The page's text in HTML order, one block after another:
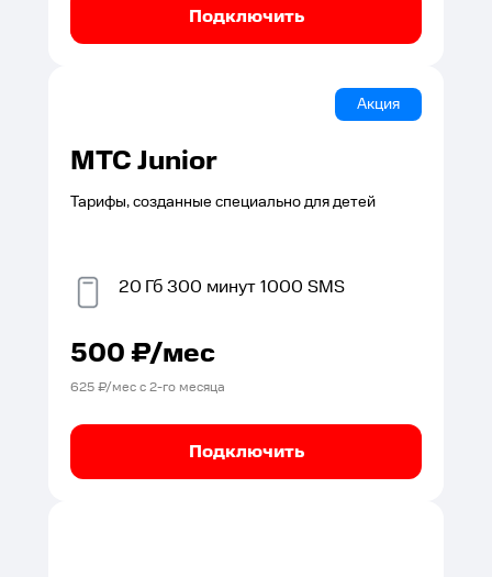
Подключить
Акция
МТС Junior
Тарифы, созданные специально для детей
20 Гб300 минут1000 SMS
500₽/мес
625₽/мес с2-го месяца
Подключить